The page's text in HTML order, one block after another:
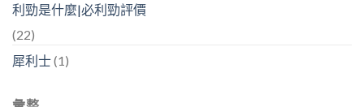
利勁是什麼|必利勁評價
(22)
犀利士(1)